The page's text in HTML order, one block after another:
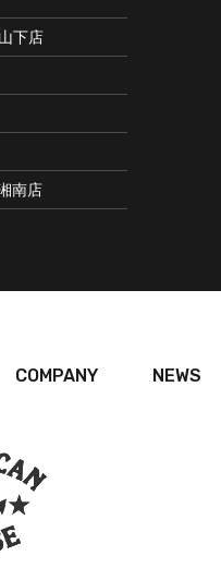
下店
南店
COMPANY NEWS